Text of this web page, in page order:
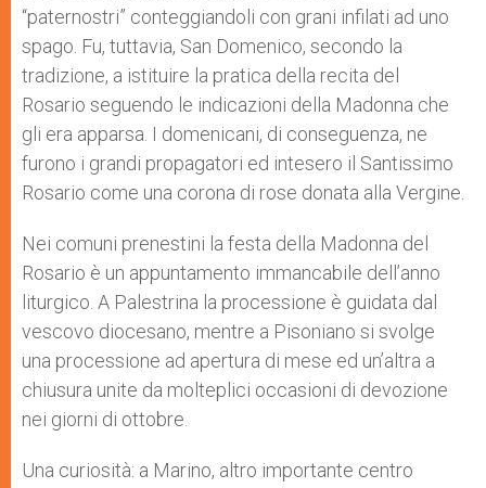
“paternostri” conteggiandoli con grani infilati ad uno
spago. Fu, tuttavia, San Domenico, secondo la
tradizione, a istituire la pratica della recita del
Rosario seguendo le indicazioni della Madonna che
gli era apparsa. I domenicani, di conseguenza, ne
furono i grandi propagatori ed intesero il Santissimo
Rosario come una corona di rose donata alla Vergine.
Nei comuni prenestini la festa della Madonna del
Rosario è un appuntamento immancabile dell’anno
liturgico. A Palestrina la processione è guidata dal
vescovo diocesano, mentre a Pisoniano si svolge
una processione ad apertura di mese ed un’altra a
chiusura unite da molteplici occasioni di devozione
nei giorni di ottobre.
Una curiosità: a Marino, altro importante centro